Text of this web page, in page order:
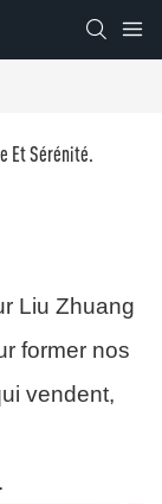
Et Sérénité.
Liu Zhuang
former nos
vendent,
.